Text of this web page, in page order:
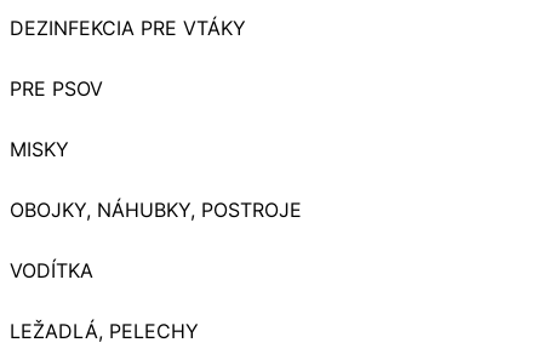
DEZINFEKCIA PRE VTÁKY
PRE PSOV
MISKY
OBOJKY, NÁHUBKY, POSTROJE
VODÍTKA
LEŽADLÁ, PELECHY